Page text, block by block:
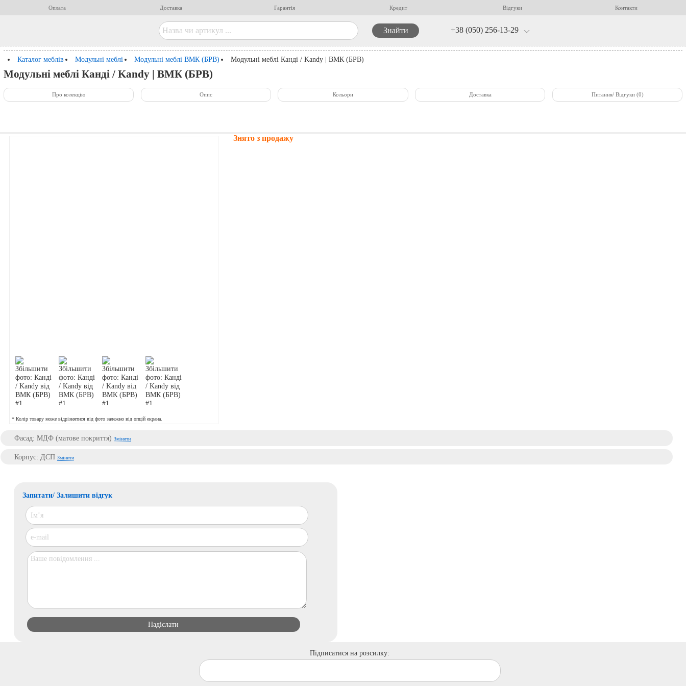
Оплата Доставка Гарантія Кредит Відгуки Контакти
+38 (050) 256-13-29
Каталог меблів Модульні меблі Модульні меблі ВМК (БРВ) Модульні меблі Канді / Kandy | ВМК (БРВ)
Модульні меблі Канді / Kandy | ВМК (БРВ)
Про колекцію Опис Кольори Доставка Питання/ Відгуки (0)
* Колір товару може відрізнятися від фото залежно від опцій екрана.
Знято з продажу
Фасад: МДФ (матове покриття) Змінити
Корпус: ДСП Змінити
Запитати/ Залишити відгук
Підписатися на розсилку: